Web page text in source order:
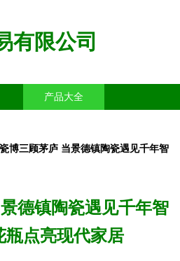
有限公司
产品大全
瓷博三顾茅庐 当景德镇陶瓷遇见千年智
德镇陶瓷遇见千年智
瓶点亮现代家居